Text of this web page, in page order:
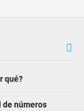
qué?
de números